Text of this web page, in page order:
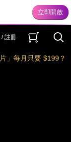
/ 註冊
片」每月只要 $199？